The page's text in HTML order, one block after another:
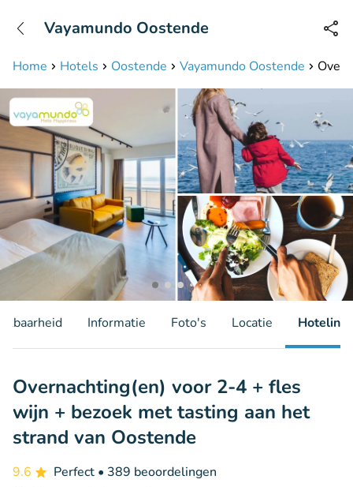
Bereikbaar tot 23:00 uur
Home Hotels Oostende Vayamundo Oostende
Vayamundo Oostende
Informatie Foto's Locatie Hotelinfo
Overnachting(en) voor 2-4 + fles
wijn + bezoek met tasting aan het
strand van Oostende
9.6 Perfect • 389 beoordelingen